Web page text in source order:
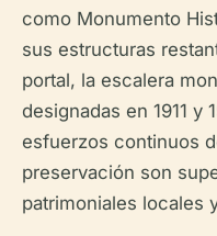
como Monumento
sus estructuras
portal, la escalera
designadas en 1911 y
esfuerzos continuos
preservación son
patrimoniales locales